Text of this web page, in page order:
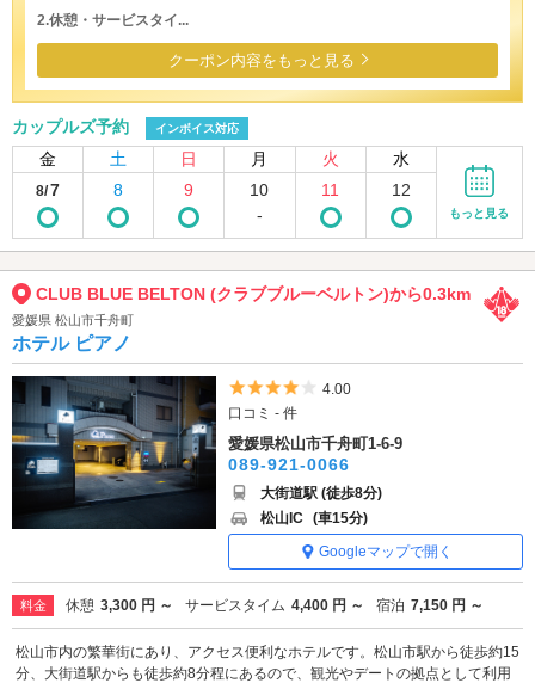
2.休憩・サービスタイ...
クーポン内容をもっと見る
カップルズ予約 インボイス対応
金 土 日 月 火 水
8/7 8 9
10
-
11 12
もっと見る
CLUB BLUE BELTON (クラブブルーベルトン)から0.3km
愛媛県 松山市千舟町
ホテル ピアノ
5つ星のうち4
4.00
口コミ - 件
愛媛県松山市千舟町1-6-9
089-921-0066
大街道駅 (徒歩8分)
松山IC (車15分)
Googleマップで開く
料金 休憩 3,300 円 ～ サービスタイム 4,400 円 ～ 宿泊 7,150 円 ～
松山市内の繁華街にあり、アクセス便利なホテルです。松山市駅から徒歩約15
分、大街道駅からも徒歩約8分程にあるので、観光やデートの拠点として利用